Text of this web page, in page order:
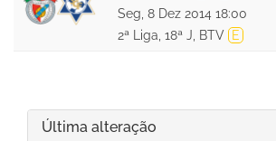
Seg, 8 Dez 2014 18:00
2ª Liga, 18ª J, BTV
E
Última alteração